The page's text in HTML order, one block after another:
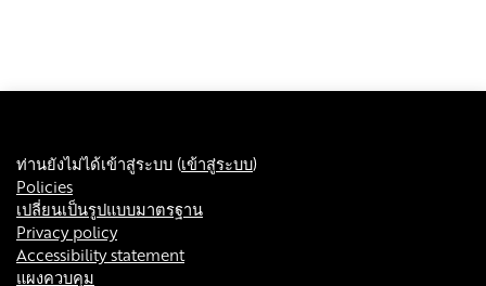
ท่านยังไม่ได้เข้าสู่ระบบ (เข้าสู่ระบบ)
Policies
เปลี่ยนเป็นรูปแบบมาตรฐาน
Privacy policy
Accessibility statement
แผงควบคุม